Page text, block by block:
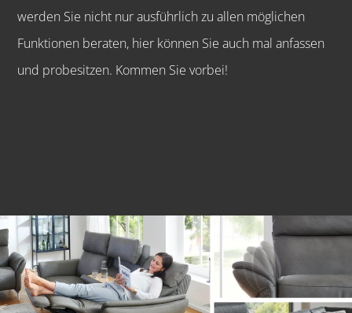
werden Sie nicht nur ausführlich zu allen möglichen
Funktionen beraten, hier können Sie auch mal anfassen
und probesitzen. Kommen Sie vorbei!